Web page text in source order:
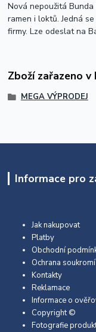
Nová nepoužitá
ramen i loktů. Jedná
firmy. Lze odeslat na
Zboží zařazeno
MEGA VÝPRODEJ
Informace pro
Jak nakupovat
Platby
Obchodní
Ochrana soukromí
Kontakty
Reklamace
Informace o
Copyright ©
Fotografie